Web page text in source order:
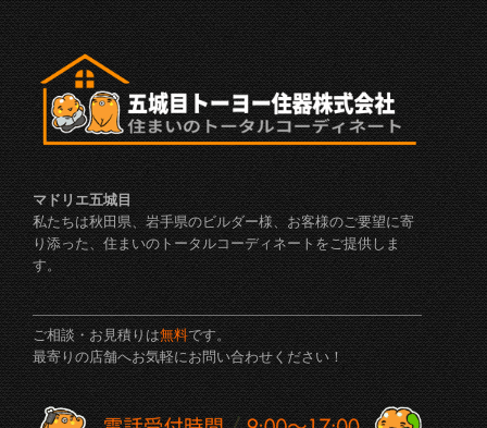
マドリエ五城目
私たちは秋田県、岩手県のビルダー様、お客様のご要望に寄
り添った、住まいのトータルコーディネートをご提供しま
す。
ご相談・お見積りは無料です。
最寄りの店舗へお気軽にお問い合わせください！